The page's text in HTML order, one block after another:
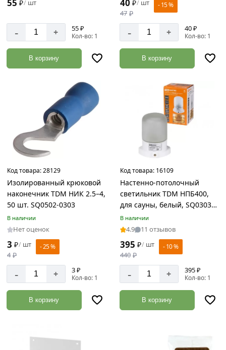
55 ₽/ шт
- + 55 ₽
Кол-во: 1
В корзину
40 ₽/ шт
47 ₽
- 15 %
- + 40 ₽
Кол-во: 1
В корзину
Код товара:28129
Изолированный крюковой
наконечник TDM НИК 2.5–4,
50 шт. SQ0502-0303
В наличии
Нет оценок
3 ₽/ шт
4 ₽
- 25 %
- + 3 ₽
Кол-во: 1
В корзину
Код товара: 16109
Настенно-потолочный
светильник TDM НПБ400,
для сауны, белый, SQ0303-
0048
В наличии
4.9 11 отзывов
395 ₽/ шт
440 ₽
- 10 %
- + 395 ₽
Кол-во: 1
В корзину